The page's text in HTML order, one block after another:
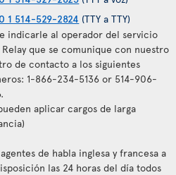
1 514-529-2824 (TTY a TTY)
indicarle al operador del servicio
que se comunique con nuestro
de contacto a los siguientes
1-866-234-5136 or 514-906-
aplicar cargos de larga
de habla inglesa y francesa a
las 24 horas del día todos